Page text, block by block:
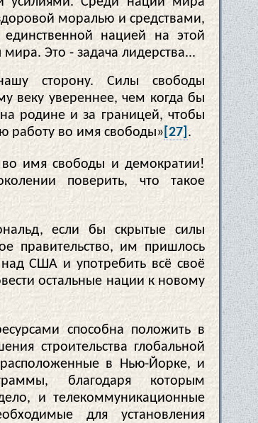
моралью и средствами,
нацией на этой
Это - задача лидерства...
сторону. Силы свободы
веку увереннее, чем когда бы
родине и за границей, чтобы
работу во имя свободы» [27] .
имя свободы и демократии!
поверить, что такое
если бы скрытые силы
правительство, им пришлось
США и употребить всё своё
остальные нации к новому
способна положить в
строительства глобальной
в Нью-Йорке, и
благодаря которым
и телекоммуникационные
для установления